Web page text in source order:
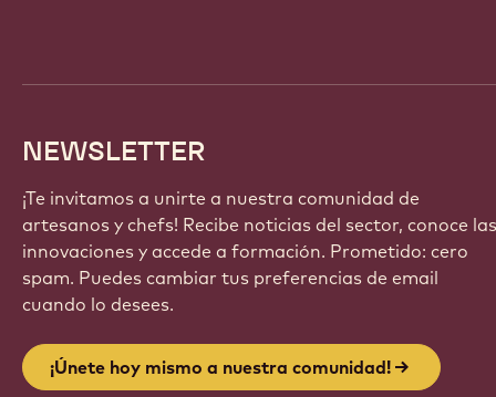
NEWSLETTER
¡Te invitamos a unirte a nuestra comunidad de
artesanos y chefs! Recibe noticias del sector, conoce las
innovaciones y accede a formación. Prometido: cero
spam. Puedes cambiar tus preferencias de email
cuando lo desees.
¡Únete hoy mismo a nuestra comunidad!